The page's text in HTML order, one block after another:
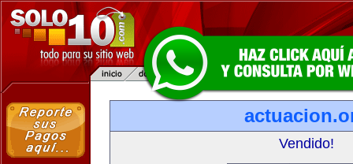
Vendido!